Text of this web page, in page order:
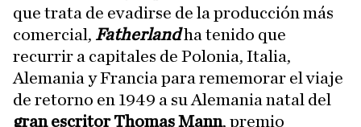
que trata de evadirse de la producción más
comercial, Fatherlandha tenido que
recurrir a capitales de Polonia, Italia,
Alemania y Francia para rememorar el viaje
de retorno en 1949 a su Alemania natal del
gran escritor Thomas Mann, premio